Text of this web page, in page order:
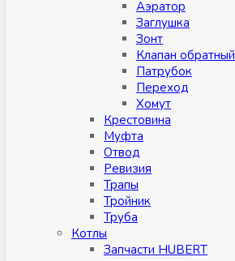
Аэратор
Заглушкa
Зонт
Клапан обратный
Патрубок
Переход
Хомут
Крестовина
Муфтa
Отвод
Ревизия
Трапы
Тройник
Труба
Котлы
Запчасти HUBERT